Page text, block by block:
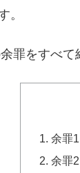
。
罪をすべ
余罪
余罪